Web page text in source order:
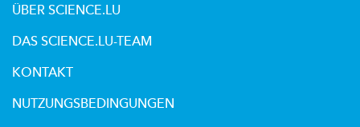
ÜBER SCIENCE.LU
DAS SCIENCE.LU-TEAM
KONTAKT
NUTZUNGSBEDINGUNGEN